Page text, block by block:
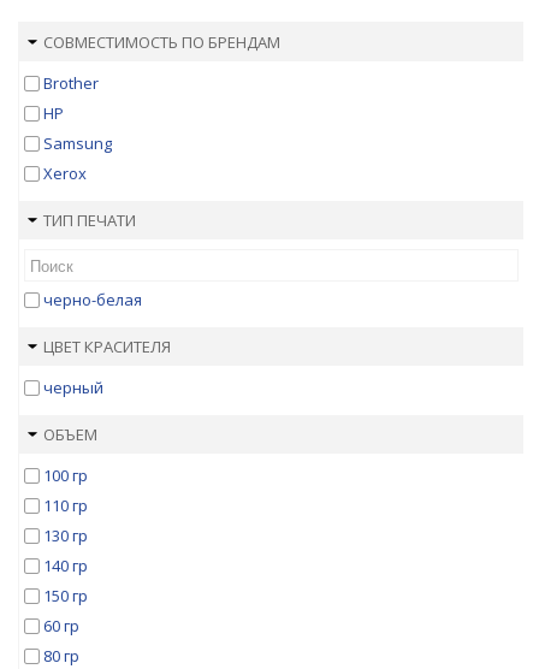
СОВМЕСТИМОСТЬ ПО БРЕНДАМ
Brother
HP
Samsung
Xerox
ТИП ПЕЧАТИ
черно-белая
ЦВЕТ КРАСИТЕЛЯ
черный
ОБЪЕМ
100 гр
110 гр
130 гр
140 гр
150 гр
60 гр
80 гр